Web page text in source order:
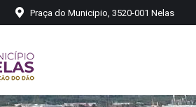
Praça do Municipio, 3520-001 Nelas